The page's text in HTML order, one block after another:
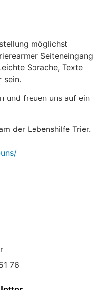
möglichst
Seiteneingang
Sprache, Texte
sein.
und freuen uns auf ein
der Lebenshilfe Trier.
76